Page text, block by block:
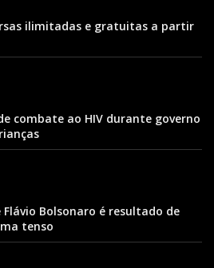
ilimitadas e gratuitas a partir
combate ao HIV durante governo
Bolsonaro é resultado de
tenso